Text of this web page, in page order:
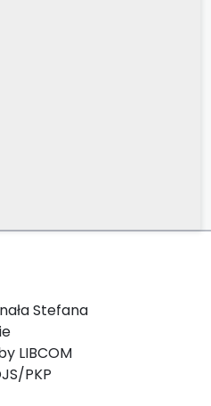
Stefana
LIBCOM
PKP